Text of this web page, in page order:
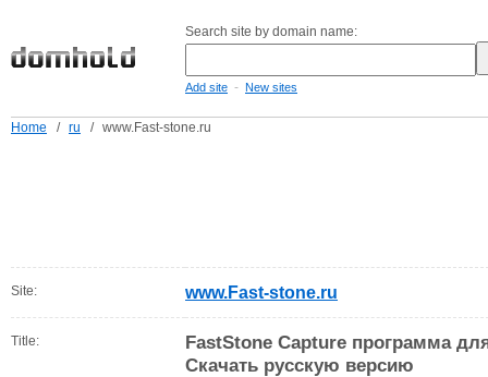
Search site by domain name:
Add site - New sites
Home / ru / www.Fast-stone.ru
Site: www.Fast-stone.ru
Title:
FastStone Capture программа
Скачать русскую версию